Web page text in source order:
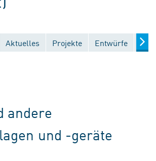
Aktuelles Projekte Entwürfe
andere
und -geräte